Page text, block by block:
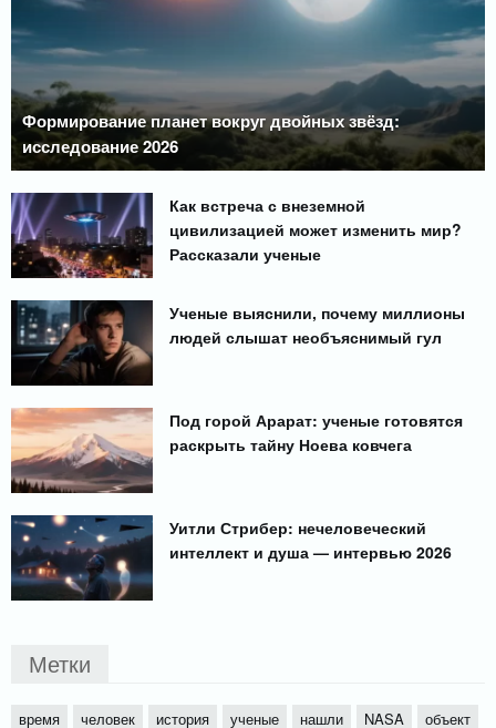
Формирование планет вокруг двойных звёзд:
исследование 2026
Как встреча с внеземной
цивилизацией может изменить мир?
Рассказали ученые
Ученые выяснили, почему миллионы
людей слышат необъяснимый гул
Под горой Арарат: ученые готовятся
раскрыть тайну Ноева ковчега
Уитли Стрибер: нечеловеческий
интеллект и душа — интервью 2026
Метки
время человек история ученые нашли NASA объект